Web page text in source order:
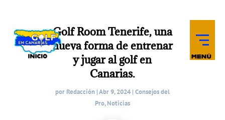
Golf Room Tenerife, una
nueva forma de entrenar
y jugar al golf en
Canarias.
por Redacción|Abr 9, 2024| Consejos del
Pro,Noticias